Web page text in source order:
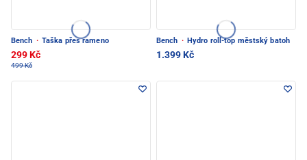
Bench · Taška přes rameno
299 Kč
499 Kč
Bench · Hydro roll-top městský batoh
1.399 Kč